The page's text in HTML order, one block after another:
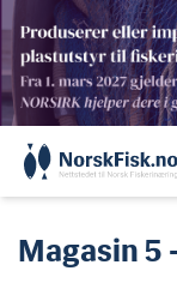
Skip
content
Magasin5